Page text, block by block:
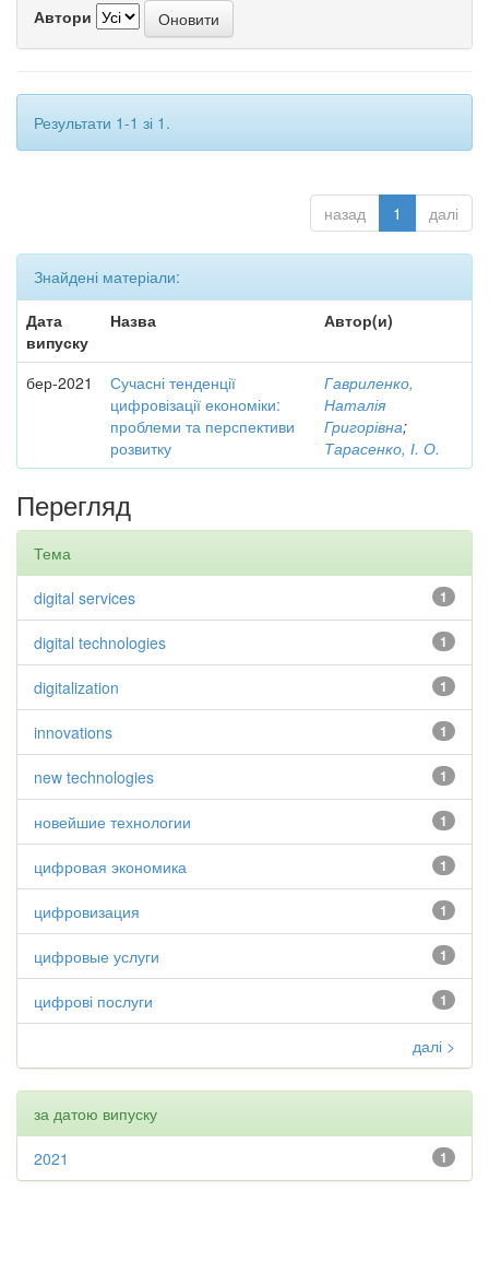
Автори
Результати 1-1 зі 1.
назад 1 далі
Знайдені матеріали:
Дата
випуску
Назва Автор(и)
бер-2021
Сучасні тенденції
цифровізації економіки:
проблеми та перспективи
розвитку
Гавриленко,
Наталія
Григорівна;
Тарасенко, І. О.
Перегляд
Тема
1
digital services
1
digital technologies
1
digitalization
1
innovations
1
new technologies
1
новейшие технологии
1
цифровая экономика
1
цифровизация
1
цифровые услуги
1
цифрові послуги
далі >
за датою випуску
1
2021